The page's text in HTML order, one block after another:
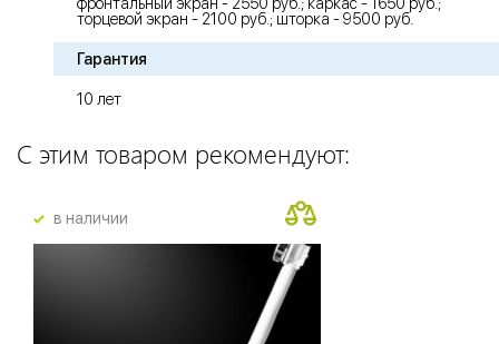
торцевой экран - 2100 руб.; шторка - 9500 руб.
Гарантия
10 лет
С этим товаром рекомендуют:
в наличии